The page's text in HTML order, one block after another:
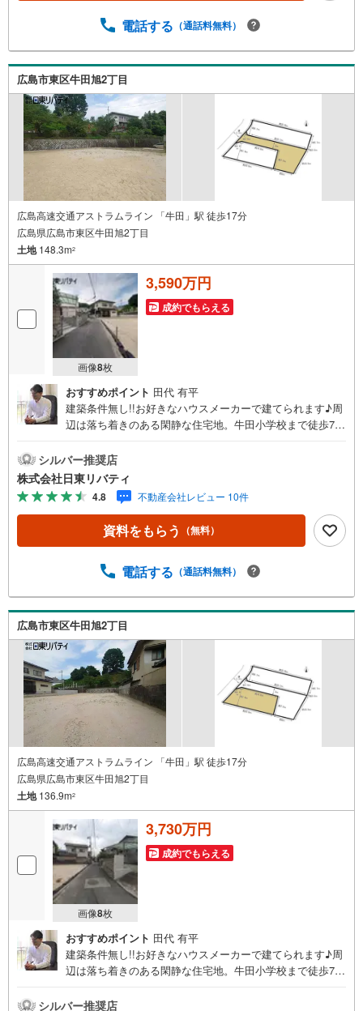
に」をモットーに、創業以来多くのお客様に信頼と信用を
ができました。「人と人、心と心」これからもこの精神を
大切に、お客様へのサポートをさせて頂きます。株式会社
日東リバティ〒732-0818広島市南区段原日出2丁目2-22-2F
電話する （通話料無料）
広島市東区牛田旭2丁目
広島高速交通アストラムライン 「牛田」駅 徒歩17分
広島県広島市東区牛田旭2丁目
土地148.3m2
画像8枚
3,590万円
成約でもらえる
おすすめポイント 田代 有平
建築条件無し!!お好きなハウスメーカーで建てられます♪周
辺は落ち着きのある閑静な住宅地。牛田小学校まで徒歩7分
リバティへ!!チラシやネット広告に載っていない物件もご紹
介できます。広島市内はもちろん廿日市から呉・東広島ま
で6000物件の豊富な情報量!!「実際に自分自身が住む家を
見て納得して買いたい」広告では分かり難い物件の長所や
短所を現地でご確認できます。お気軽にお問い合わせ下さ
い。TV電話やLINE等でオンライン案内も可能です。お気軽
をモットーに、創業以来多くのお客様に信頼と信用を頂
できました。「人と人、心と心」これからもこの精神を大
切に、お客様へのサポートをさせて頂きます。株式会社日
東リバティ〒732-0818広島市南区段原日出2丁目2-22-2F
シルバー推奨店
株式会社日東リバティ
4.8 不動産会社レビュー 10件
資料をもらう （無料）
電話する （通話料無料）
広島市東区牛田旭2丁目
広島高速交通アストラムライン 「牛田」駅 徒歩17分
広島県広島市東区牛田旭2丁目
土地136.9m2
画像8枚
3,730万円
成約でもらえる
おすすめポイント 田代 有平
建築条件無し!!お好きなハウスメーカーで建てられます♪周
辺は落ち着きのある閑静な住宅地。牛田小学校まで徒歩7分
リバティへ!!チラシやネット広告に載っていない物件もご紹
シルバー推奨店